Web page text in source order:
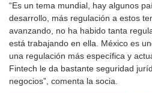
“Es un tema mundial, hay algunos
desarrollo, más regulación a estos
avanzando, no ha habido tanta
está trabajando en ella. México es
una regulación más específica y
Fintech le da bastante seguridad
negocios”, comenta la socia.